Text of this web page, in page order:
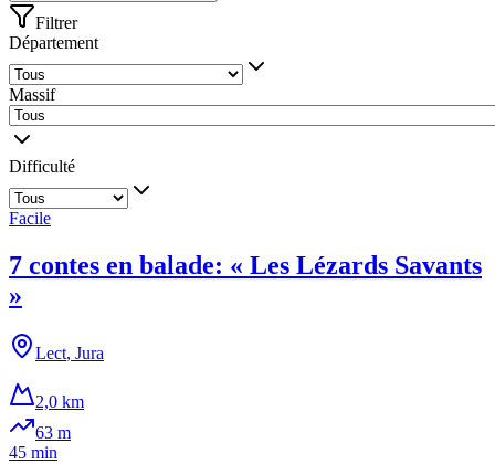
Filtrer
Département
Massif
Difficulté
Facile
7 contes en balade: « Les Lézards Savants
»
Lect, Jura
2,0 km
63 m
45 min